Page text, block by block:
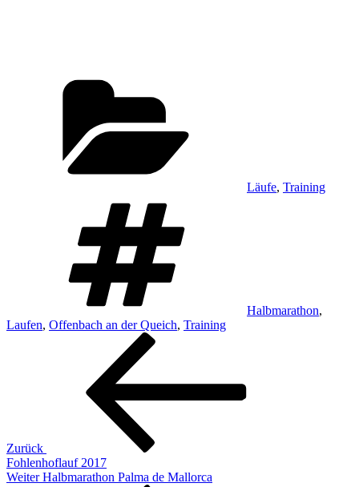
Läufe, Training
Halbmarathon,
Laufen, Offenbach an der Queich, Training
Beitragsnavigation
Zurück
Fohlenhoflauf 2017
Nächster
Weiter Halbmarathon Palma de Mallorca